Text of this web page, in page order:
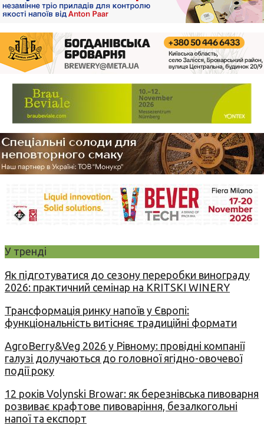
У тренді
Як підготуватися до сезону переробки винограду
2026: практичний семінар на KRITSKI WINERY
Трансформація ринку напоїв у Європі:
функціональність витісняє традиційні формати
AgroBerry&Veg 2026 у Рівному: провідні компанії
галузі долучаються до головної ягідно-овочевої
події року
12 років Volynski Browar: як березнівська пивоварня
розвиває крафтове пивоваріння, безалкогольні
напої та експорт